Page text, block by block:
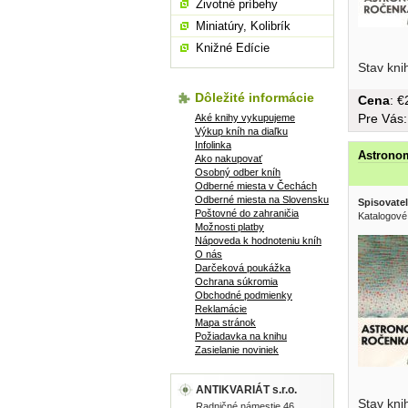
Stav
Cena:
Pre
Spisovatel
Stav
Životné príbehy
Miniatúry, Kolibrík
Knižné Edície
Dôležité informácie
Aké knihy vykupujeme
Výkup kníh na diaľku
Infolinka
Ako nakupovať
Osobný odber kníh
Odberné miesta v Čechách
Odberné miesta na Slovensku
Poštovné do zahraničia
Možnosti platby
Nápoveda k hodnoteniu kníh
O nás
Darčeková poukážka
Ochrana súkromia
Obchodné podmienky
Reklamácie
Mapa stránok
Požiadavka na knihu
Zasielanie noviniek
ANTIKVARIÁT s.r.o.